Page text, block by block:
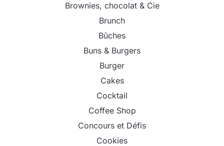
Brownies, chocolat & Cie
Brunch
Bûches
Buns & Burgers
Burger
Cakes
Cocktail
Coffee Shop
Concours et Défis
Cookies